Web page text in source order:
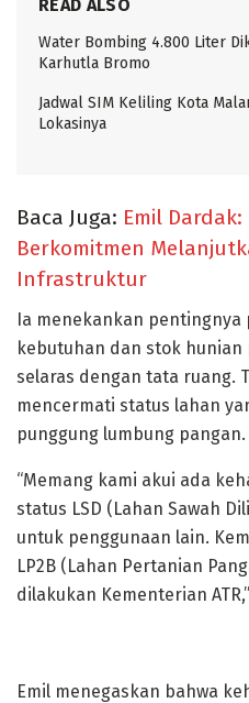
READ ALSO
Water Bombing 4.800 Liter
Karhutla Bromo
Jadwal SIM Keliling Kota
Lokasinya
Baca Juga: Emil
Berkomitmen
Infrastruktur
Ia menekankan pentingnya
kebutuhan dan stok hunian
selaras dengan tata ruang.
mencermati status lahan
punggung lumbung pangan.
“Memang kami akui ada
status LSD (Lahan Sawah
untuk penggunaan lain.
LP2B (Lahan Pertanian
dilakukan Kementerian
Emil menegaskan bahwa